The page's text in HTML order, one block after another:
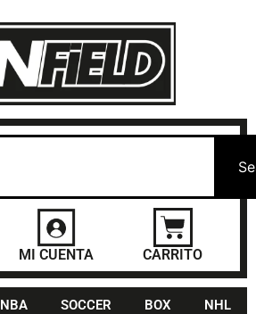
MI CUENTA CARRITO
NBA SOCCER BOX NHL